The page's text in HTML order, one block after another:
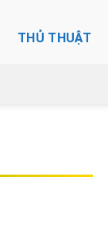
THỦ THUẬT